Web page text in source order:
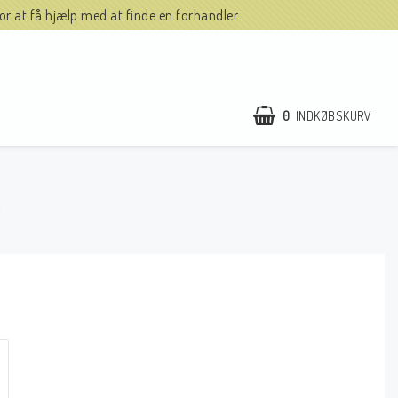
at få hjælp med at finde en forhandler.
0 INDKØBSKURV